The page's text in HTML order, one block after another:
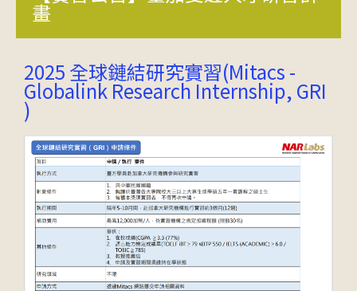
畫
2025 全球鏈結研究實習(Mitacs -
Globalink Research Internship, GRI
)